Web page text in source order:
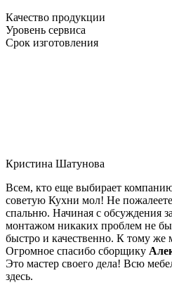
Качество продукции
Уровень сервиса
Срок изготовления
Кристина Шатунова
Всем, кто еще выбирает
советую Кухни мол! Не
спальню. Начиная с обсуждения
монтажом никаких проблем не
быстро и качественно. К тому же
Огромное спасибо сборщику
Это мастер своего дела! Всю
здесь.